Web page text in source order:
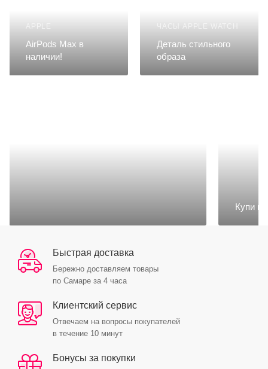
APPLE
AirPods Max в
наличии!
ЧАСЫ APPLE WATCH
Деталь стильного
образа
Купи
Быстрая доставка
Бережно доставляем товары
по Самаре за 4 часа
Клиентский сервис
Отвечаем на вопросы покупателей
в течение 10 минут
Бонусы за покупки